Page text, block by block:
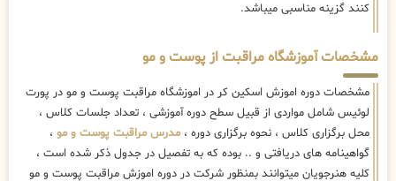
کنند گزینه مناسبی میباشد.
مشخصات آموزشگاه مراقبت از پوست و مو
مشخصات دوره اموزش اسکین کر در اموزشگاه مراقبت پوست و مو در پورت
لوئیس شامل مواردی از قبیل سطح دوره آموزشی ، تعداد جلسات کلاس ،
محل برگزاری کلاس ، نحوه برگزاری دوره ، مدرس مراقبت پوست و مو ،
گواهینامه های دریافتی و .. بوده که به تفصیل در جدول ذکر شده است ،
کلیه هنرجویان میتوانند بمنظور شرکت در دوره اموزش مراقبت پوست و مو